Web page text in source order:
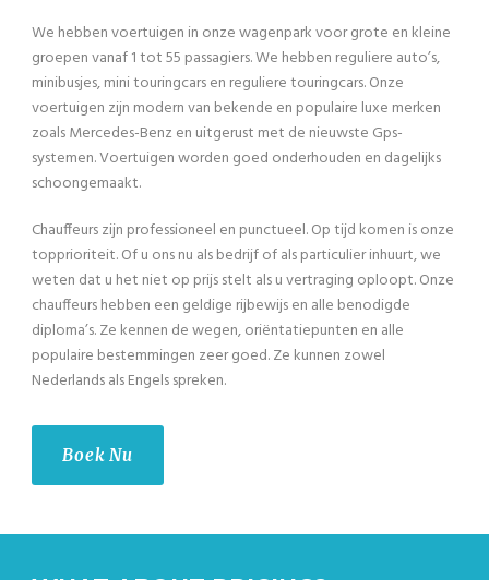
We hebben voertuigen in onze wagenpark voor grote en kleine
groepen vanaf 1 tot 55 passagiers. We hebben reguliere auto’s,
minibusjes, mini touringcars en reguliere touringcars. Onze
voertuigen zijn modern van bekende en populaire luxe merken
zoals Mercedes-Benz en uitgerust met de nieuwste Gps-
systemen. Voertuigen worden goed onderhouden en dagelijks
schoongemaakt.
Chauffeurs zijn professioneel en punctueel. Op tijd komen is onze
topprioriteit. Of u ons nu als bedrijf of als particulier inhuurt, we
weten dat u het niet op prijs stelt als u vertraging oploopt. Onze
chauffeurs hebben een geldige rijbewijs en alle benodigde
diploma’s. Ze kennen de wegen, oriëntatiepunten en alle
populaire bestemmingen zeer goed. Ze kunnen zowel
Nederlands als Engels spreken.
Boek Nu